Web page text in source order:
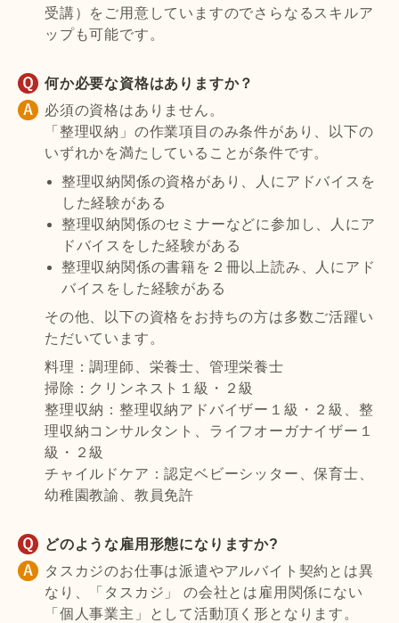
受講）をご用意していますのでさらなるスキルア
ップも可能です。
何か必要な資格はありますか？
必須の資格はありません。
「整理収納」の作業項目のみ条件があり、以下の
いずれかを満たしていることが条件です。
整理収納関係の資格があり、人にアドバイスを
した経験がある
整理収納関係のセミナーなどに参加し、人にア
ドバイスをした経験がある
整理収納関係の書籍を２冊以上読み、人にアド
バイスをした経験がある
その他、以下の資格をお持ちの方は多数ご活躍い
ただいています。
料理：調理師、栄養士、管理栄養士
掃除：クリンネスト１級・２級
整理収納：整理収納アドバイザー１級・２級、整
理収納コンサルタント、ライフオーガナイザー１
級・２級
チャイルドケア：認定ベビーシッター、保育士、
幼稚園教諭、教員免許
どのような雇用形態になりますか?
タスカジのお仕事は派遣やアルバイト契約とは異
なり、「タスカジ」 の会社とは雇用関係にない
「個人事業主」として活動頂く形となります。